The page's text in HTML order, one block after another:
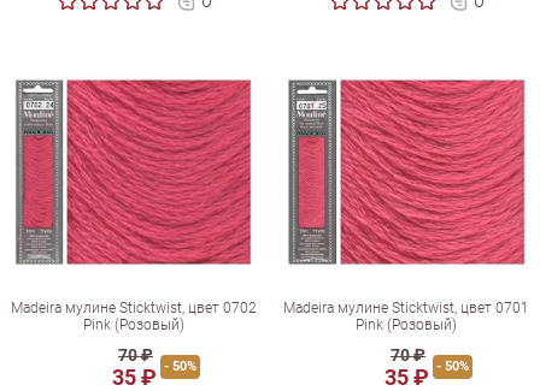
Madeira мулине Sticktwist, цвет 0702
Pink (Розовый)
70 ₽
35 ₽ - 50%
Madeira мулине Sticktwist, цвет 0701
Pink (Розовый)
70 ₽
35 ₽ - 50%